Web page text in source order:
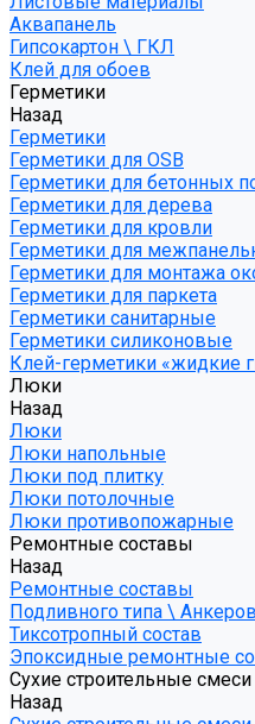
Аквапанель
Гипсокартон \ ГКЛ
Клей для обоев
Герметики
Назад
Герметики
Герметики для OSB
Герметики для бетонных
Герметики для дерева
Герметики для кровли
Герметики для
Герметики для монтажа
Герметики для паркета
Герметики санитарные
Герметики силиконовые
Клей-герметики «жидкие
Люки
Назад
Люки
Люки напольные
Люки под плитку
Люки потолочные
Люки противопожарные
Ремонтные составы
Назад
Ремонтные составы
Подливного типа \
Тиксотропный состав
Эпоксидные ремонтные
Сухие строительные смеси
Назад